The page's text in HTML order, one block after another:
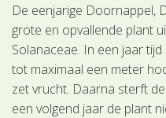
De eenjarige Doornappel,
grote en opvallende plant
Solanaceae. In een jaar
tot maximaal een meter
zet vrucht. Daarna sterft
een volgend jaar de plant